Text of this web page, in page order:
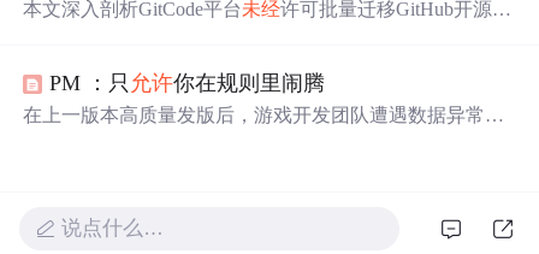
改装行为未经车管部门批准将被视为违法。
本文深入剖析GitCode平台未经许可批量迁移GitHub开源项
律（开源许可证约束）、技术（元数据标记与CI校验）和
社区（舆论监督与声誉机制）三个维度阐述开源社区的自
PM ：只 允许你在规则里闹腾
在上一版本高质量发版后，游戏开发团队遭遇数据异常挑
确认及全员参与。
说点什么…